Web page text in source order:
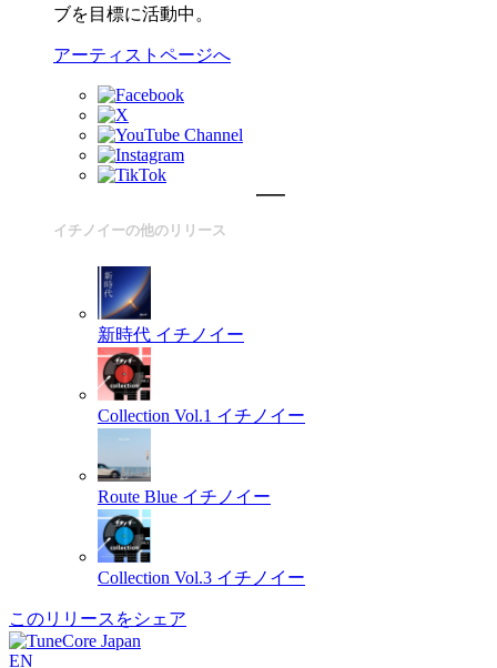
ブを目標に活動中。
アーティストページへ
イチノイーの他のリリース
新時代 イチノイー
Collection Vol.1 イチノイー
Route Blue イチノイー
Collection Vol.3 イチノイー
このリリースをシェア
EN